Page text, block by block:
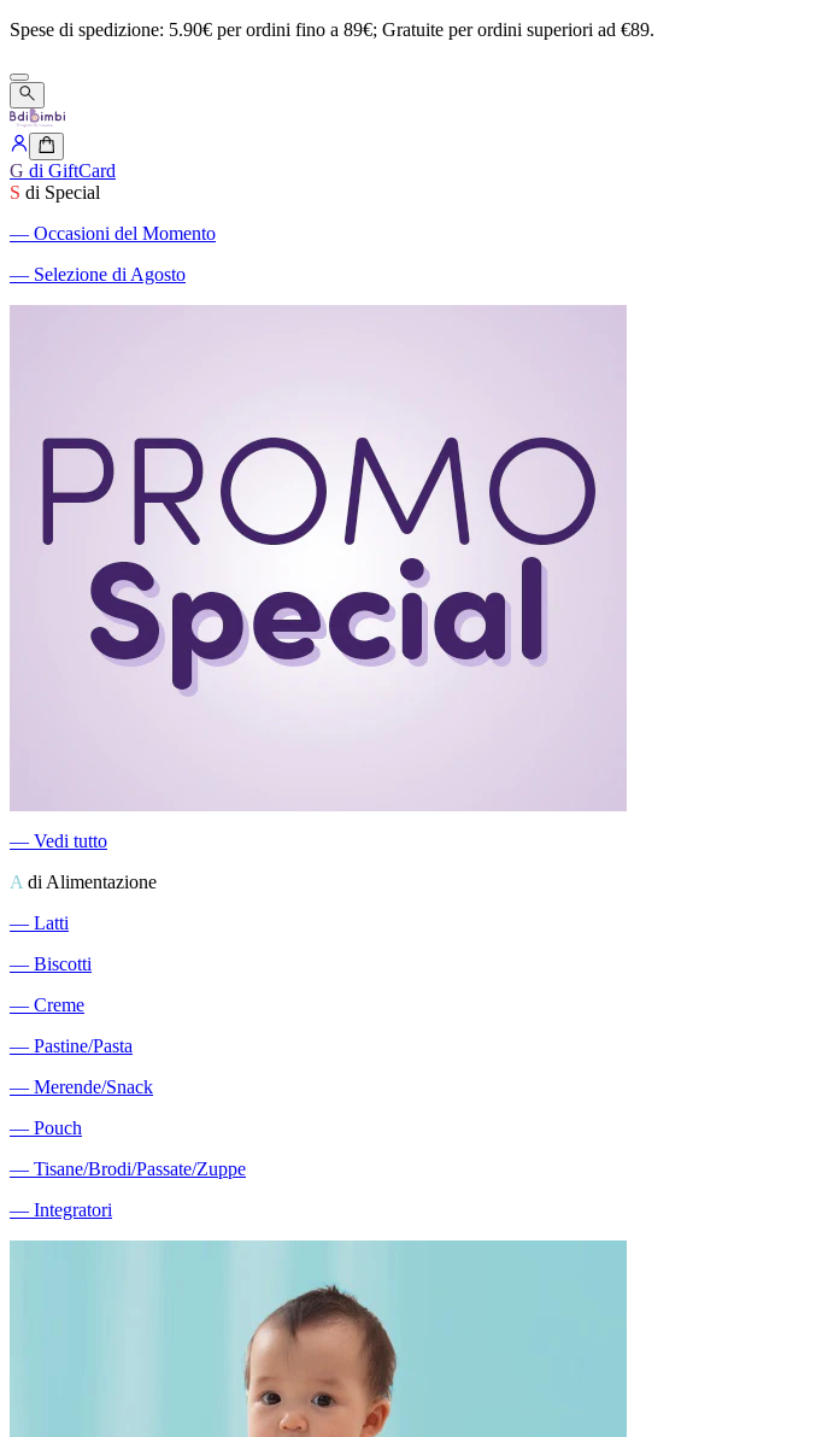
Spese di spedizione: 5.90€ perordini fino a 89€; Gratuite perordini superiori ad €89.
G di GiftCard
S di Special
― Occasioni del Momento
― Selezione di Agosto
― Vedi tutto
A di Alimentazione
― Latti
― Biscotti
― Creme
― Pastine/Pasta
― Merende/Snack
― Pouch
― Tisane/Brodi/Passate/Zuppe
― Integratori